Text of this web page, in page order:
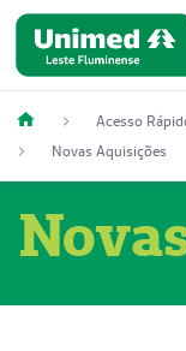
Acesso
Novas Aquisições